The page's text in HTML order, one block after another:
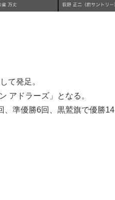
て発足。
アドラーズ」となる。
、準優勝6回、黒鷲旗で優勝14